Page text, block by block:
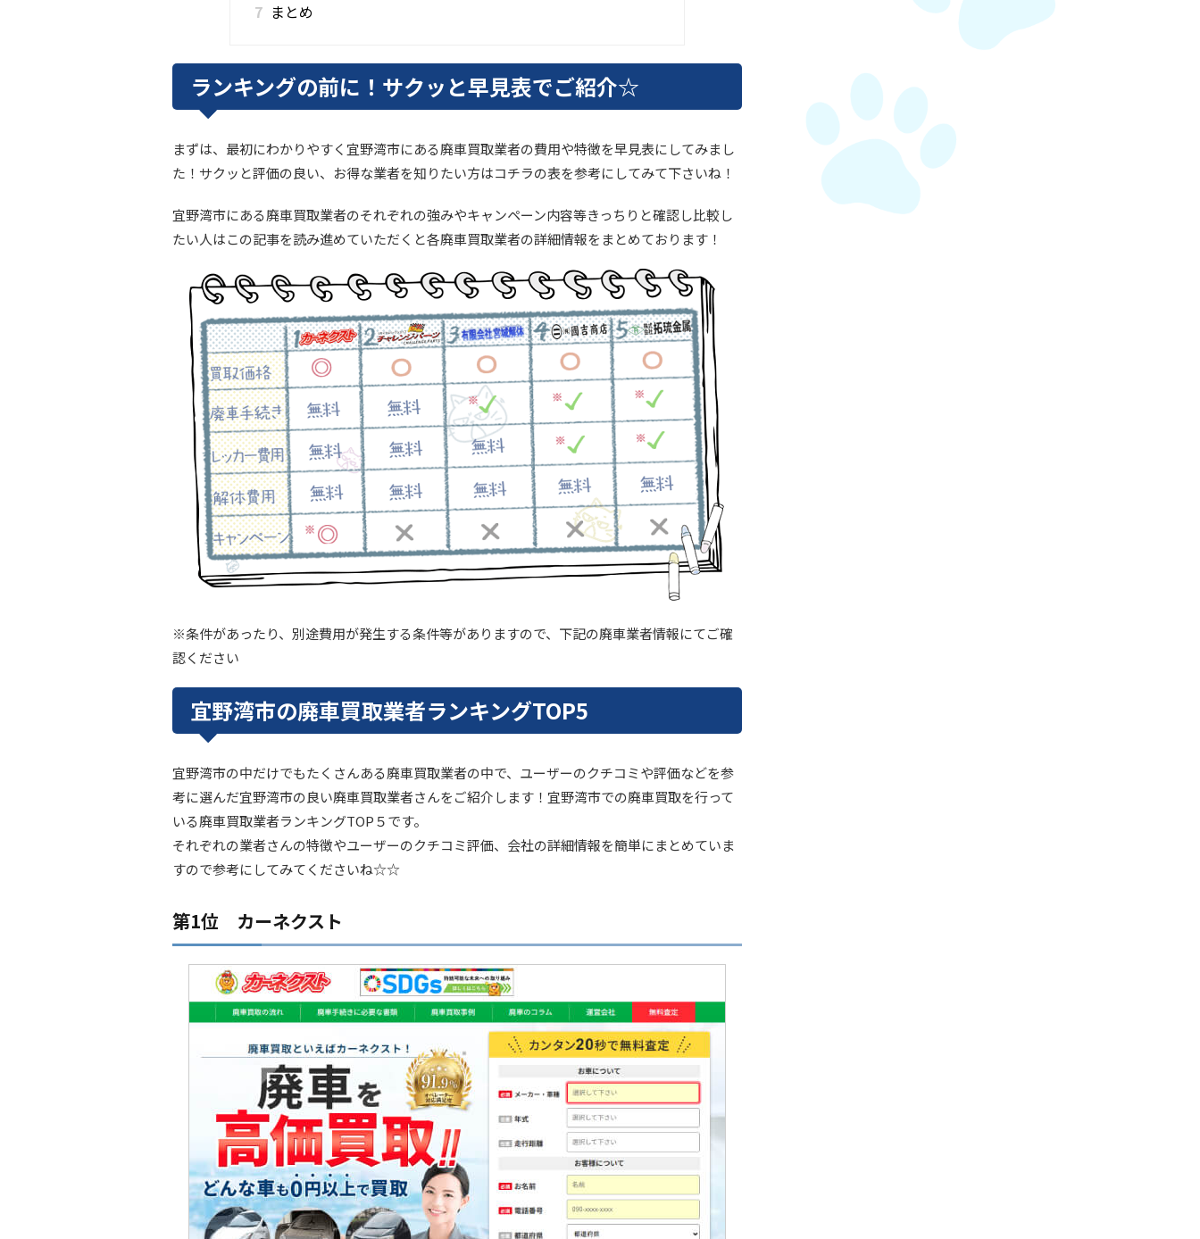
7 まとめ
ランキングの前に！サクッと早見表でご紹介☆
まずは、最初にわかりやすく宜野湾市にある廃車買取業者の費用や特徴を早見表にしてみまし
た！サクッと評価の良い、お得な業者を知りたい方はコチラの表を参考にしてみて下さいね！
宜野湾市にある廃車買取業者のそれぞれの強みやキャンペーン内容等きっちりと確認し比較し
たい人はこの記事を読み進めていただくと各廃車買取業者の詳細情報をまとめております！
※条件があったり、別途費用が発生する条件等がありますので、下記の廃車業者情報にてご確
認ください
宜野湾市の廃車買取業者ランキングTOP5
宜野湾市の中だけでもたくさんある廃車買取業者の中で、ユーザーのクチコミや評価などを参
考に選んだ宜野湾市の良い廃車買取業者さんをご紹介します！宜野湾市での廃車買取を行って
いる廃車買取業者ランキングTOP５です。
それぞれの業者さんの特徴やユーザーのクチコミ評価、会社の詳細情報を簡単にまとめていま
すので参考にしてみてくださいね☆☆
第1位 カーネクスト